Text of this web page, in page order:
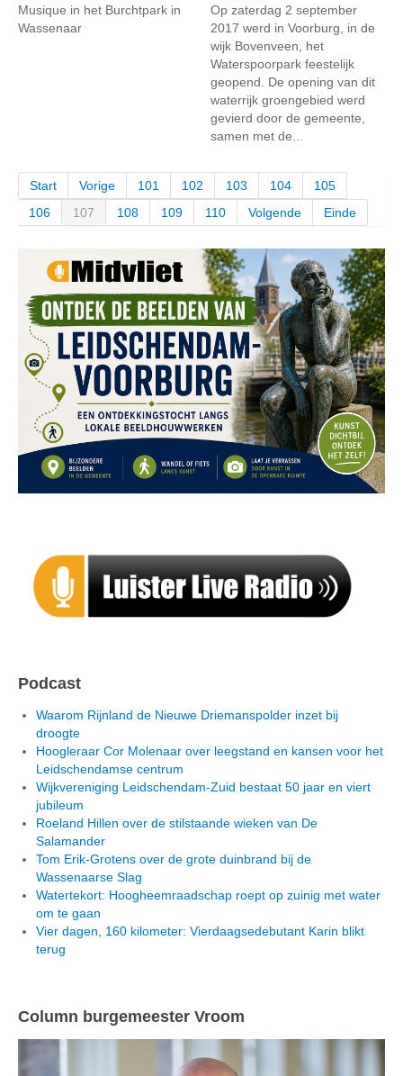
Musique in het Burchtpark in
Wassenaar
Op zaterdag 2 september
2017 werd in Voorburg, in de
wijk Bovenveen, het
Waterspoorpark feestelijk
geopend. De opening van dit
waterrijk groengebied werd
gevierd door de gemeente,
samen met de...
Start Vorige 101 102 103 104
105
106
107 108 109 110 Volgende Einde
Podcast
Waarom Rijnland de Nieuwe Driemanspolder inzet bij
droogte
Hoogleraar Cor Molenaar over leegstand en kansen voor het
Leidschendamse centrum
Wijkvereniging Leidschendam-Zuid bestaat 50 jaar en viert
jubileum
Roeland Hillen over de stilstaande wieken van De
Salamander
Tom Erik-Grotens over de grote duinbrand bij de
Wassenaarse Slag
Watertekort: Hoogheemraadschap roept op zuinig met water
om te gaan
Vier dagen, 160 kilometer: Vierdaagsedebutant Karin blikt
terug
Column burgemeester Vroom